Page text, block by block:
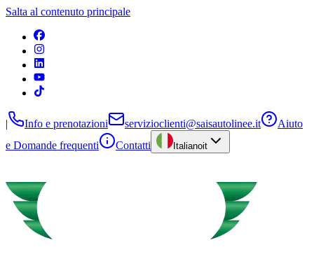
Salta al contenuto principale
| Info e prenotazioni servizioclienti@saisautolinee.it
Aiuto
e Domande frequenti
Contatti Italianoit